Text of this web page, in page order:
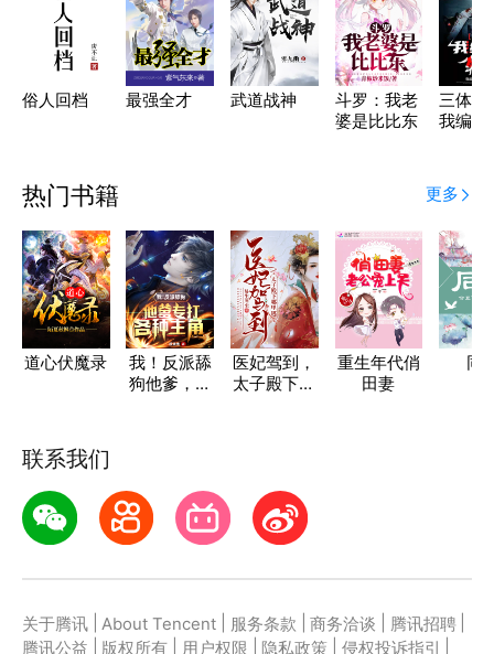
俗人回档 最强全才 武道战神
斗罗：我老
婆是比比东
三体入
我编造
热门书籍 更多
道心伏魔录
我！反派舔
狗他爹，专
医妃驾到，
太子殿下哪
重生年代俏
田妻
同
联系我们
关于腾讯 About Tencent 服务条款 商务洽谈 腾讯招聘
腾讯公益
版权所有 用户权限 隐私政策 侵权投诉指引